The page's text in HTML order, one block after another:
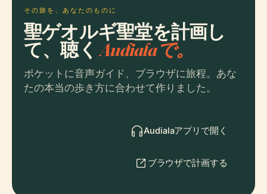
その旅を、あなたのものに
聖ゲオルギ聖堂を計画し
て、聴くAudialaで。
ポケットに音声ガイド、ブラウザに旅程。あな
たの本当の歩き方に合わせて作りました。
Audialaアプリで開く
ブラウザで計画する